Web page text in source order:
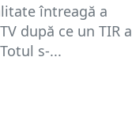
întreagă a
după ce un TIR a
s-...